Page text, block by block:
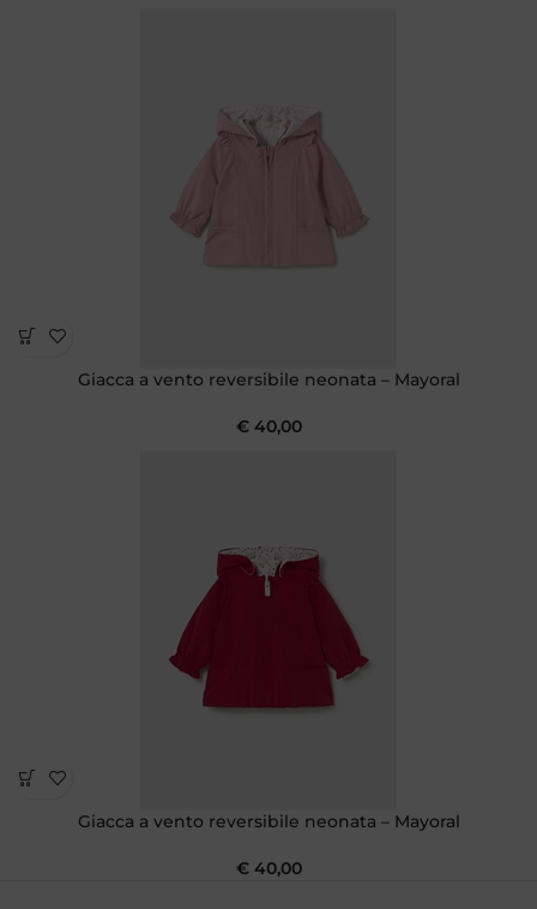
Giacca a vento reversibile neonata – Mayoral
€40,00
Giacca a vento reversibile neonata – Mayoral
€40,00